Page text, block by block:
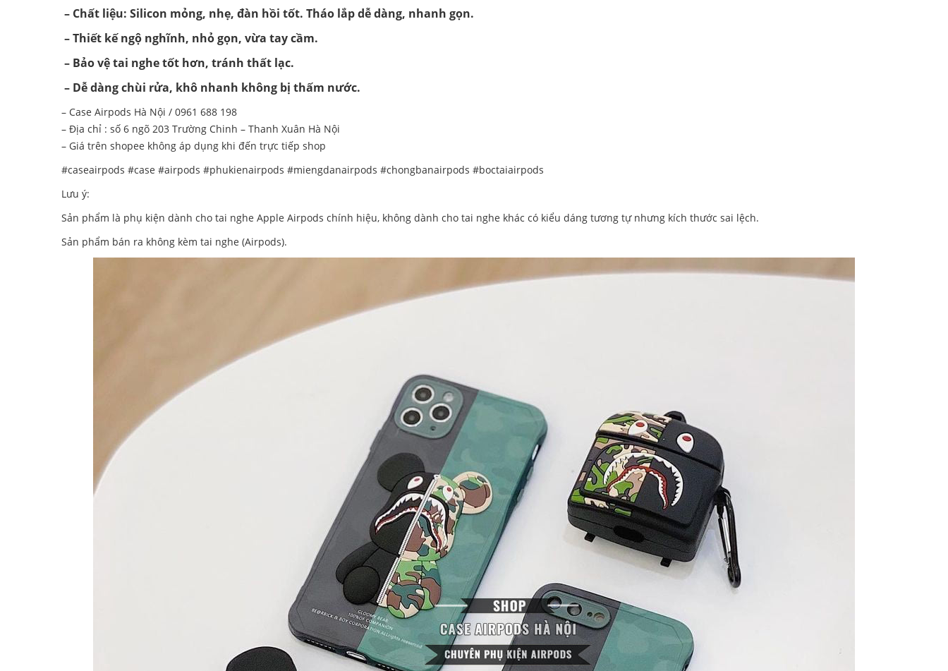
– Chất liệu: Silicon mỏng, nhẹ, đàn hồi tốt. Tháo lắp dễ dàng, nhanh gọn.
– Thiết kế ngộ nghĩnh, nhỏ gọn, vừa tay cầm.
– Bảo vệ tai nghe tốt hơn, tránh thất lạc.
– Dễ dàng chùi rửa, khô nhanh không bị thấm nước.
– Case Airpods Hà Nội / 0961 688 198
– Địa chỉ : số 6 ngõ 203 Trường Chinh – Thanh Xuân Hà Nội
– Giá trên shopee không áp dụng khi đến trực tiếp shop
#caseairpods #case #airpods #phukienairpods #miengdanairpods #chongbanairpods #boctaiairpods
Lưu ý:
Sản phẩm là phụ kiện dành cho tai nghe Apple Airpods chính hiệu, không dành cho tai nghe khác có kiểu dáng tương tự nhưng kích thước sai lệch.
Sản phẩm bán ra không kèm tai nghe (Airpods).